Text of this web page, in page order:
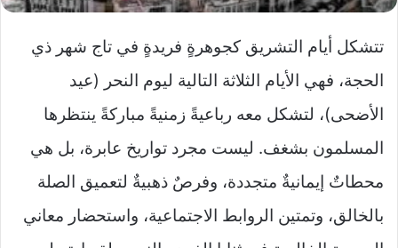
تتشكل أيام التشريق كجوهرةٍ فريدةٍ في تاج شهر ذي
الحجة، فهي الأيام الثلاثة التالية ليوم النحر (عيد
الأضحى)، لتشكل معه رباعيةً زمنيةً مباركةً ينتظرها
المسلمون بشغف. ليست مجرد تواريخ عابرة، بل هي
محطاتٌ إيمانيةٌ متجددة، وفرصٌ ذهبيةٌ لتعميق الصلة
بالخالق، وتمتين الروابط الاجتماعية، واستحضار معاني